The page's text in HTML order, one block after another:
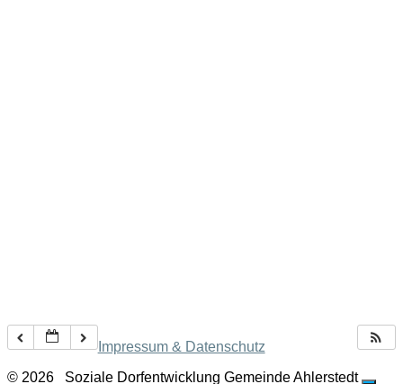
Impressum & Datenschutz
© 2026
Soziale Dorfentwicklung Gemeinde Ahlerstedt